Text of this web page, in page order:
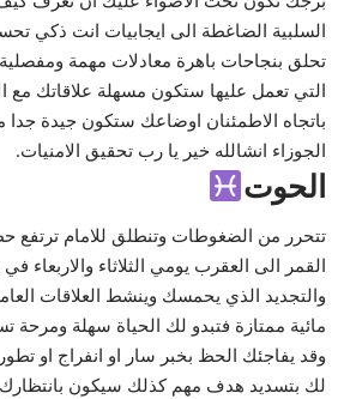
السلبية الضاغطة الى ايجابيات انت ذكي
تحلق بنجاحات باهرة معادلات مهمة ومفصلية
التي تعمل عليها ستكون مسهلة علاقاتك مع
باتجاه الاطمئنان اوضاعك ستكون جيدة جدا
الجوزاء انشالله خير يا رب تحقيق الامنيات.
الحوت
تتحرر من الضغوطات وتنطلق للامام
القمر الى العقرب يومي الثلاثاء والاربعاء
والتجديد الذي يحمسك وينشط العلاقات
مائية ممتازة فتبدو لك الحياة سهلة
وقد يفاجئك الحظ بخبر سار او انفراج او
لك بتسديد هدف مهم كذلك سيكون